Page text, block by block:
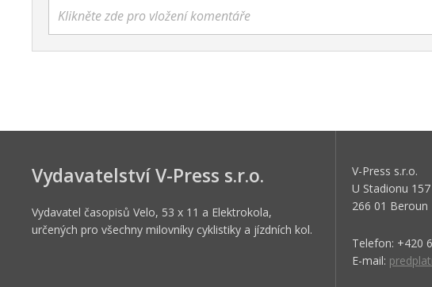
Klikněte zde pro vložení komentáře
Vydavatelství V-Press s.r.o.
Vydavatel časopisů Velo, 53 x 11 a Elektrokola,
určených pro všechny milovníky cyklistiky a jízdních kol.
V-Press s.r.o.
U Stadionu 157
266 01 Beroun
Telefon: +420
E-mail: